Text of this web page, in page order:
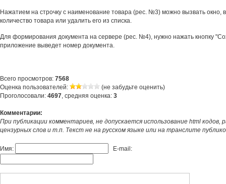
Нажатием на строчку с наименование товара (рес. №3) можно вызвать окно,
количество товара или удалить его из списка.
Для формирования документа на сервере (рес. №4), нужно нажать кнопку
приложение выведет номер документа.
Всего просмотров: 7568
Оценка пользователей:
(не забудьте оценить)
Проголосовали: 4697, средняя оценка: 3
Комментарии:
При публикации комментариев, не допускается использование html кодов,
цензурных слов и т.п. Текст не на русском языке или на транслите
Имя: E-mail: